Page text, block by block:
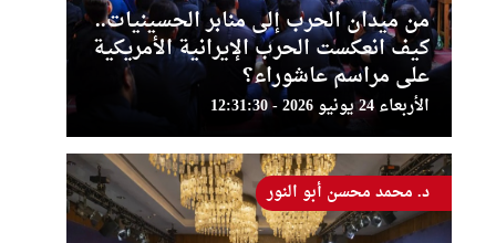
من ميدان الحرب إلى منابر الحسينيات..
كيف انعكست الحرب الإيرانية الأمريكية
على مراسم عاشوراء؟
الأربعاء 24 يونيو 2026 - 12:31:30
د. محمد محسن أبو النور